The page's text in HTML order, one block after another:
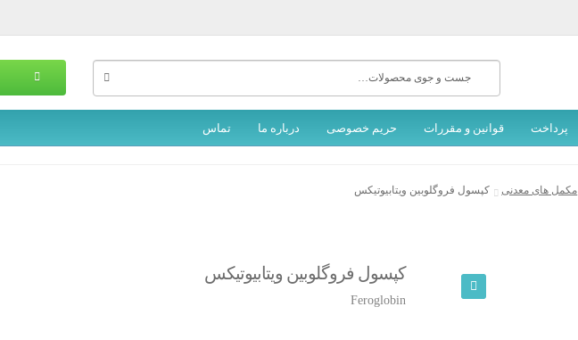
پرداخت قوانین و مقررات حریم خصوصی درباره ما تماس
مکمل های معدنی کپسول فروگلوبین ویتابیوتیکس
کپسول فروگلوبین ویتابیوتیکس
Feroglobin